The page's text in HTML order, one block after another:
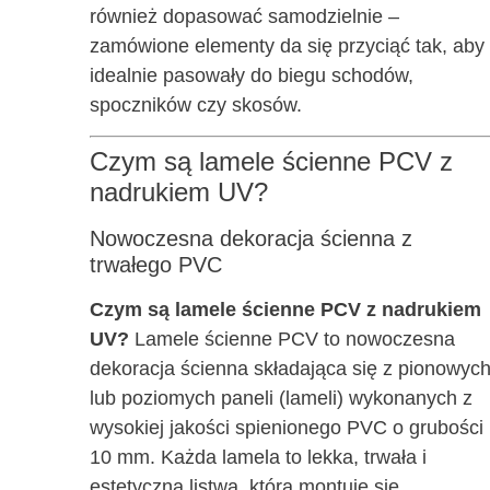
również dopasować samodzielnie –
zamówione elementy da się przyciąć tak, aby
idealnie pasowały do biegu schodów,
spoczników czy skosów.
Czym są lamele ścienne PCV z
nadrukiem UV?
Nowoczesna dekoracja ścienna z
trwałego PVC
Czym są lamele ścienne PCV z nadrukiem
UV? Lamele ścienne PCV to nowoczesna
dekoracja ścienna składająca się z pionowych
lub poziomych paneli (lameli) wykonanych z
wysokiej jakości spienionego PVC o grubości
10 mm. Każda lamela to lekka, trwała i